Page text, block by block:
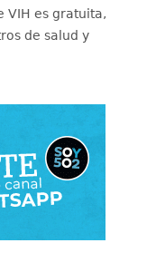
VIH es gratuita,
de salud y